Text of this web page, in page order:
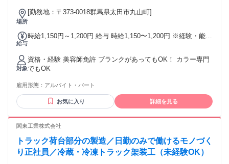
場所
[勤務地：〒373-0018群馬県太田市丸山町]
給与
時給1,150円～1,200円 給与 時給1,150〜1,200円 ※経験・能力
対象
資格・経験 美容師免許 ブランクがあってもOK！ カラー専門
でもOK
雇用形態： アルバイト・パート
お気に入り 詳細を見る
関東工業株式会社
トラック荷台部分の製造／日勤のみで働けるモノづく
り正社員／冷蔵・冷凍トラック架装工（未経験OK）